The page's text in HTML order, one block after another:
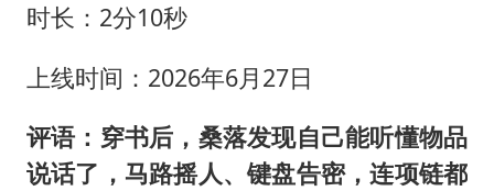
时长：2分10秒
上线时间：2026年6月27日
评语：穿书后，桑落发现自己能听懂物品
说话了，马路摇人、键盘告密，连项链都